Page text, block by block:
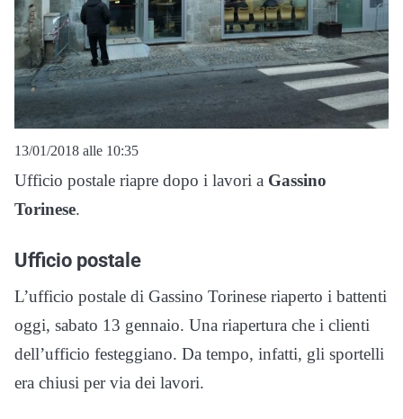
13/01/2018 alle 10:35
Ufficio postale riapre dopo i lavori a Gassino
Torinese.
Ufficio postale
L’ufficio postale di Gassino Torinese riaperto i battenti
oggi, sabato 13 gennaio. Una riapertura che i clienti
dell’ufficio festeggiano. Da tempo, infatti, gli sportelli
era chiusi per via dei lavori.